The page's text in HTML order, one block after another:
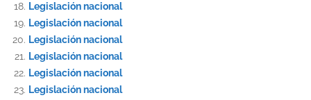
Legislación nacional
Legislación nacional
Legislación nacional
Legislación nacional
Legislación nacional
Legislación nacional